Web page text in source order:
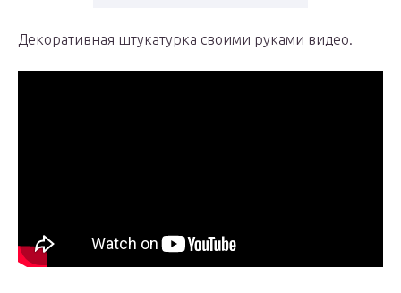
Декоративная штукатурка своими руками видео.